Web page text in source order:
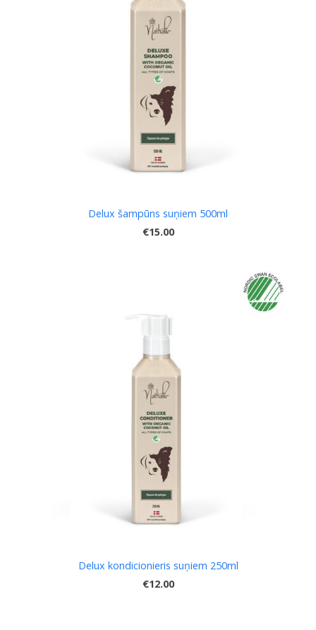
Delux šampūns suņiem 500ml
€15.00
Delux kondicionieris suņiem 250ml
€12.00